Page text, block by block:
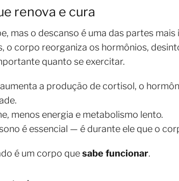
renova e cura
mas o descanso é uma das partes
o corpo reorganiza os hormônios,
quanto se exercitar.
a produção de cortisol, o
menos energia e metabolismo lento.
é essencial — é durante ele que o
é um corpo quesabe funcionar.